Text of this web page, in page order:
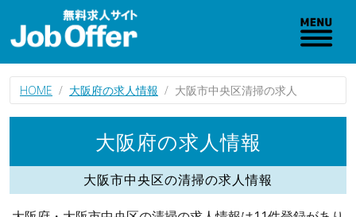
HOME 大阪府の求人情報 大阪市中央区清掃の求人
大阪府の求人情報
大阪市中央区の清掃の求人情報